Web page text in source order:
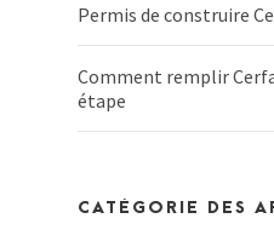
Permis de construire
Comment remplir
étape
CATÉGORIE DES